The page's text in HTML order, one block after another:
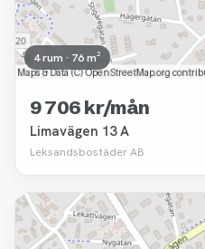
4 rum · 76 m²
9 706 kr/mån
Limavägen 13 A
Leksandsbostäder AB
Borttagen